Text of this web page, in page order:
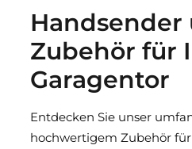
Handsender
Zubehör für
Garagentor
Entdecken Sie unser
hochwertigem Zubehör